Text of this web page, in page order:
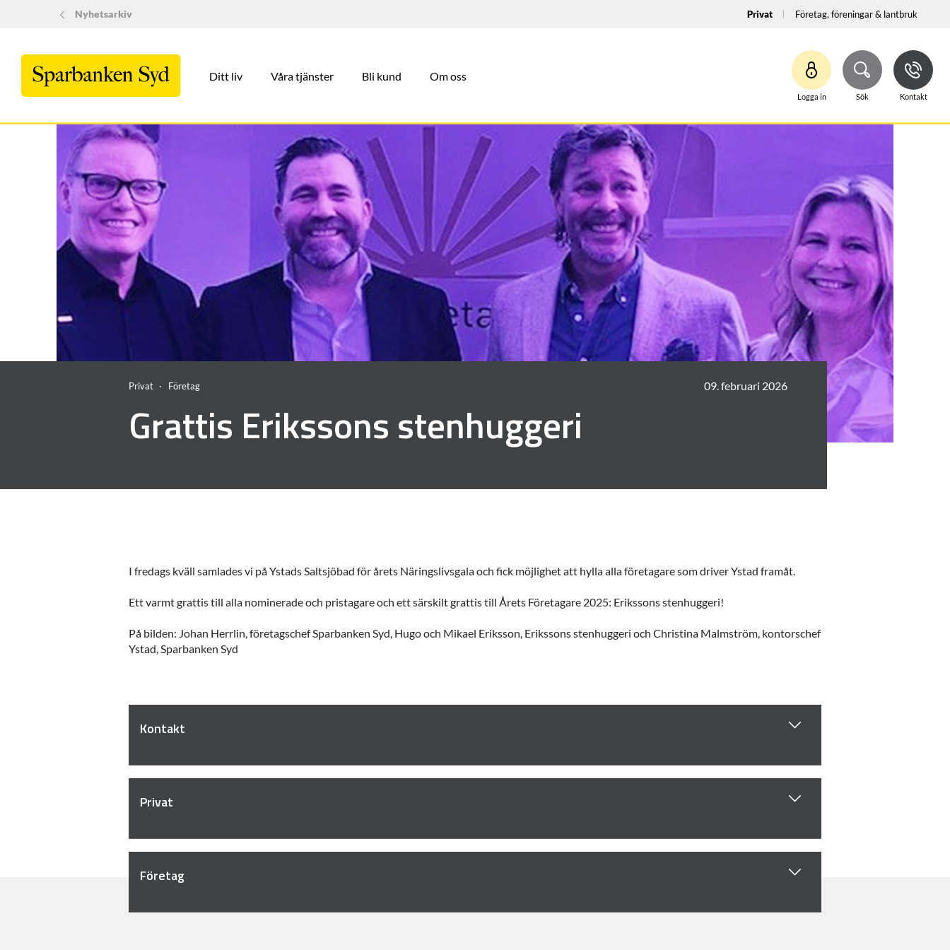
Nyhetsarkiv Privat Företag, föreningar & lantbruk
Ditt liv Våra tjänster Bli kund Om oss
Logga in Sök Kontakt
Privat Företag
Grattis Erikssons stenhuggeri
09. februari 2026
I fredags kväll samlades vi på Ystads Saltsjöbad för årets Näringslivsgala och fick möjlighet att hylla alla företagare som driver Ystad framåt.
Ett varmt grattis till alla nominerade och pristagare och ett särskilt grattis till Årets Företagare 2025: Erikssons stenhuggeri!
På bilden: Johan Herrlin, företagschef Sparbanken Syd, Hugo och Mikael Eriksson, Erikssons stenhuggeri och Christina Malmström, kontorschef
Ystad, Sparbanken Syd
Kontakt
Privat
Företag